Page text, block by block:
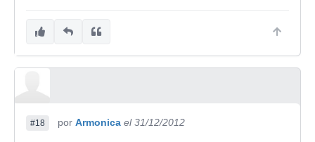
#18 por Armonica el 31/12/2012